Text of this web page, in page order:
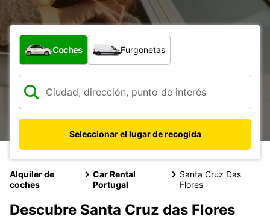
¿Qué tipo de vehículo?
Coches Furgonetas
Seleccionar el lugar de recogida
Alquiler de
coches
Car Rental
Portugal
Santa Cruz Das
Flores
Descubre Santa Cruz das Flores